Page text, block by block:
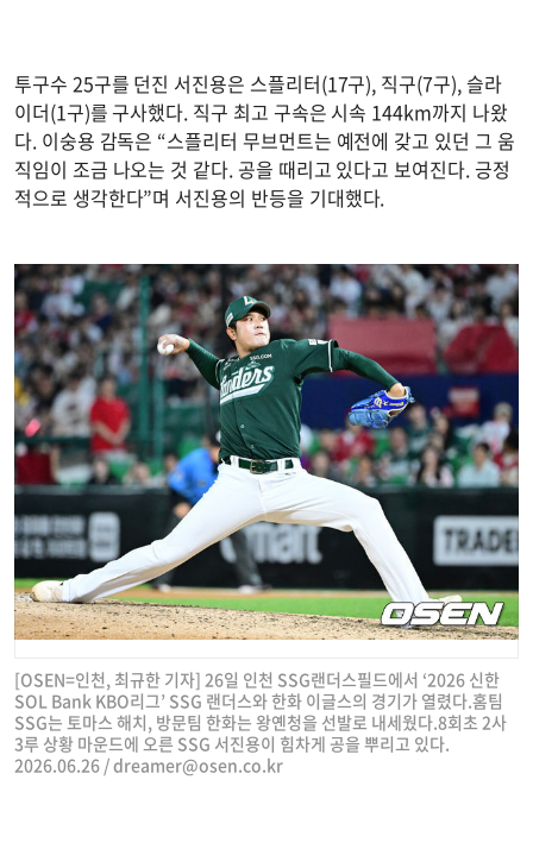
투구수 25구를 던진 서진용은 스플리터(17구), 직구(7구), 슬라
이더(1구)를 구사했다. 직구 최고 구속은 시속 144km까지 나왔
다. 이숭용 감독은 “스플리터 무브먼트는 예전에 갖고 있던 그 움
직임이 조금 나오는 것 같다. 공을 때리고 있다고 보여진다. 긍정
적으로 생각한다”며 서진용의 반등을 기대했다.
[OSEN=인천, 최규한 기자] 26일 인천 SSG랜더스필드에서 ‘2026 신한
SOL Bank KBO리그’ SSG 랜더스와 한화 이글스의 경기가 열렸다.홈팀
SSG는 토마스 해치, 방문팀 한화는 왕옌청을 선발로 내세웠다.8회초 2사
3루 상황 마운드에 오른 SSG 서진용이 힘차게 공을 뿌리고 있다.
2026.06.26 /dreamer@osen.co.kr